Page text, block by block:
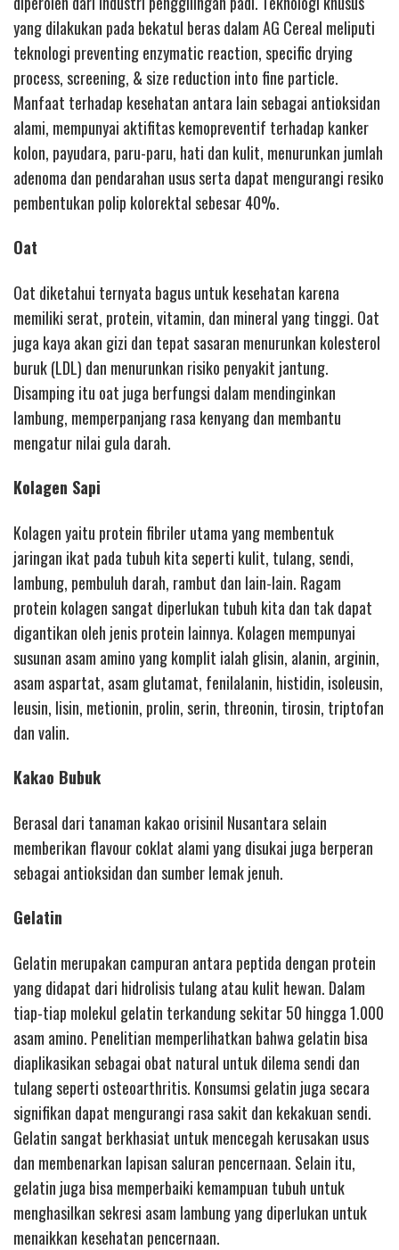
yang dilakukan pada bekatul beras dalam AG Cereal meliputi
teknologi preventing enzymatic reaction, specific drying
process, screening, & size reduction into fine particle.
Manfaat terhadap kesehatan antara lain sebagai antioksidan
alami, mempunyai aktifitas kemopreventif terhadap kanker
kolon, payudara, paru-paru, hati dan kulit, menurunkan jumlah
adenoma dan pendarahan usus serta dapat mengurangi resiko
pembentukan polip kolorektal sebesar 40%.
Oat
Oat diketahui ternyata bagus untuk kesehatan karena
memiliki serat, protein, vitamin, dan mineral yang tinggi. Oat
juga kaya akan gizi dan tepat sasaran menurunkan kolesterol
buruk (LDL) dan menurunkan risiko penyakit jantung.
Disamping itu oat juga berfungsi dalam mendinginkan
lambung, memperpanjang rasa kenyang dan membantu
mengatur nilai gula darah.
Kolagen Sapi
Kolagen yaitu protein fibriler utama yang membentuk
jaringan ikat pada tubuh kita seperti kulit, tulang, sendi,
lambung, pembuluh darah, rambut dan lain-lain. Ragam
protein kolagen sangat diperlukan tubuh kita dan tak dapat
digantikan oleh jenis protein lainnya. Kolagen mempunyai
susunan asam amino yang komplit ialah glisin, alanin, arginin,
asam aspartat, asam glutamat, fenilalanin, histidin, isoleusin,
leusin, lisin, metionin, prolin, serin, threonin, tirosin, triptofan
dan valin.
Kakao Bubuk
Berasal dari tanaman kakao orisinil Nusantara selain
memberikan flavour coklat alami yang disukai juga berperan
sebagai antioksidan dan sumber lemak jenuh.
Gelatin
Gelatin merupakan campuran antara peptida dengan protein
yang didapat dari hidrolisis tulang atau kulit hewan. Dalam
tiap-tiap molekul gelatin terkandung sekitar 50 hingga 1.000
asam amino. Penelitian memperlihatkan bahwa gelatin bisa
diaplikasikan sebagai obat natural untuk dilema sendi dan
tulang seperti osteoarthritis. Konsumsi gelatin juga secara
signifikan dapat mengurangi rasa sakit dan kekakuan sendi.
Gelatin sangat berkhasiat untuk mencegah kerusakan usus
dan membenarkan lapisan saluran pencernaan. Selain itu,
gelatin juga bisa memperbaiki kemampuan tubuh untuk
menghasilkan sekresi asam lambung yang diperlukan untuk
menaikkan kesehatan pencernaan.